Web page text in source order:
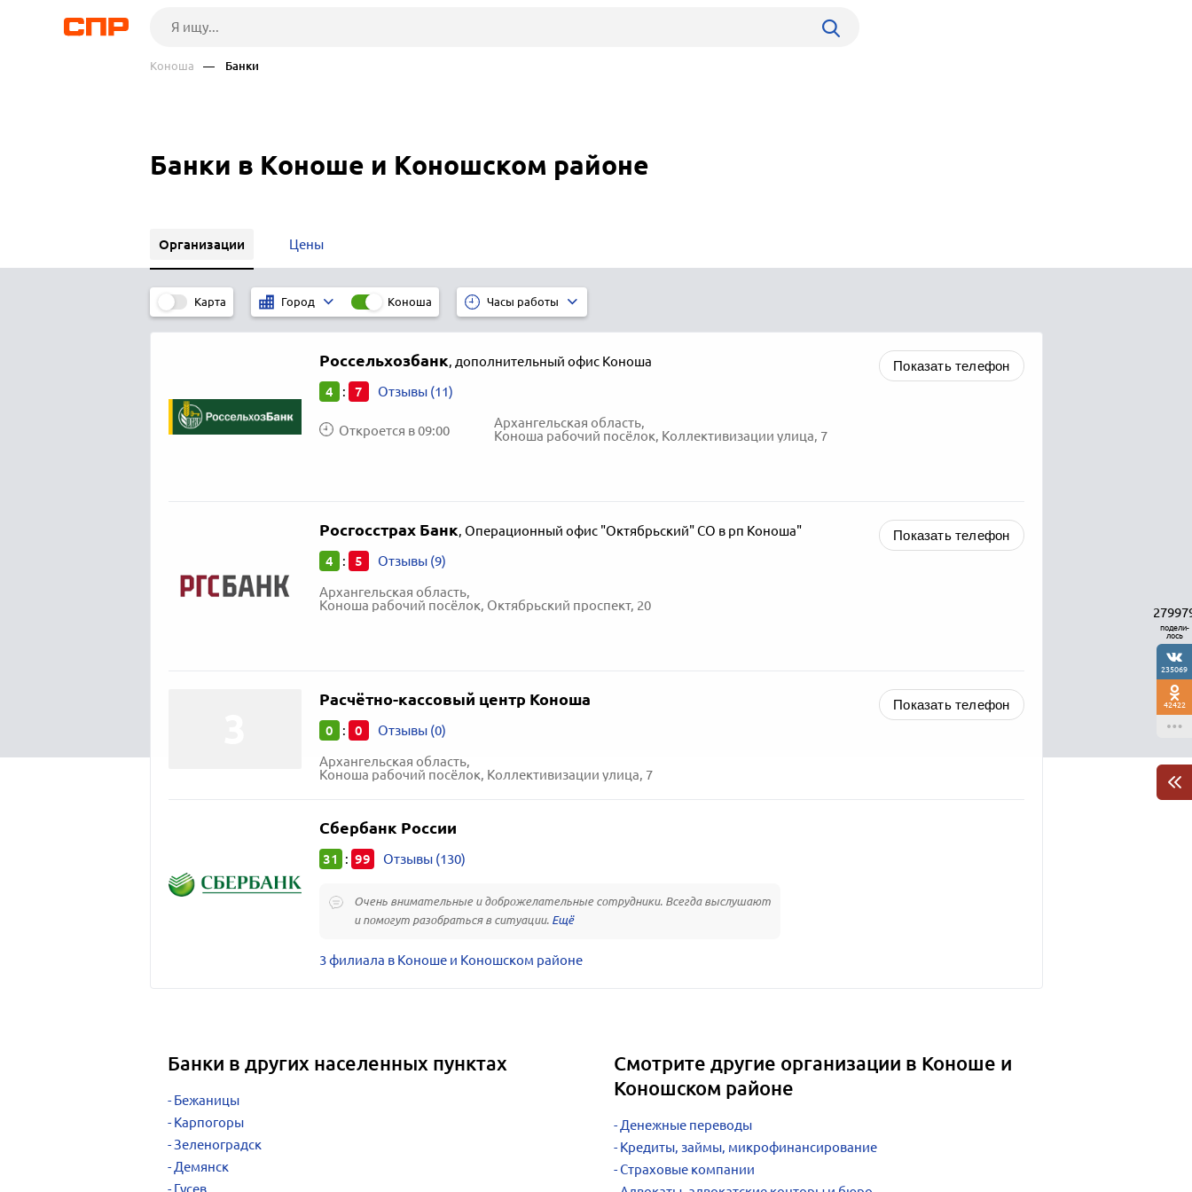
Коноша — Банки
Банки в Коноше и Коношском районе
Организации Цены
Карта Город Коноша Часы работы
Россельхозбанк, дополнительный офис Коноша
4 : 7 Отзывы (11)
Откроется в 09:00
Архангельская область,
Коноша рабочий посёлок, Коллективизации улица, 7
Показать телефон
Росгосстрах Банк, Операционный офис "Октябрьский" СО в рп Коноша"
4 : 5 Отзывы (9)
Архангельская область,
Коноша рабочий посёлок, Октябрьский проспект, 20
Показать телефон
Расчётно-кассовый центр Коноша
0 : 0 Отзывы (0)
Архангельская область,
Коноша рабочий посёлок, Коллективизации улица, 7
Показать телефон
Сбербанк России
31 : 99 Отзывы (130)
Очень внимательные и доброжелательные сотрудники. Всегда выслушают
и помогут разобраться в ситуации.
3 филиала в Коноше и Коношском районе
Банки в других населенных пунктах
Бежаницы
Карпогоры
Зеленоградск
Демянск
Гусев
Смотрите другие организации в Коноше и
Коношском районе
Денежные переводы
Кредиты, займы, микрофинансирование
Страховые компании
подели-
лось
235069
42422